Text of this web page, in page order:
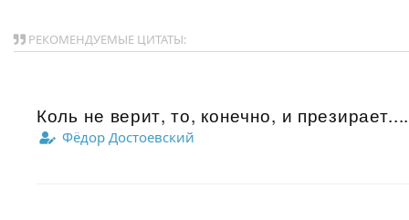
РЕКОМЕНДУЕМЫЕ ЦИТАТЫ:
Коль не верит, то, конечно, и презирает....
Фёдор Достоевский